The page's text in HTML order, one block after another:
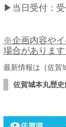
▶当日受付：
※企画内容やイ
場合があります
最新情報は｛佐賀
佐賀城本丸歴